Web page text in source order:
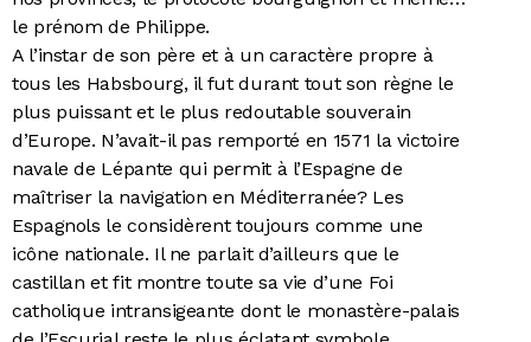
bonheur des peuples que la Providence lui avait
confiés. A la différence des rois de France, il faisait
passer l’intérêt de ses sujets avant son faste
personnel, mais – ce qui nous étonne aujourd’hui –
le salut de leur âme avant leur bien-être citoyen.
Pour le «bon peuple» brabançon, il resta le symbole
d’une grandeur incomparable et d’une charmante
bonhomie, alors que, vis-à-vis des hérétiques, il fut
aussi sévère que son fils Philippe II et qu’il châtia
impitoyablement en 1539 les révoltés gantois (Ironie
de l’histoire: ceux-ci voulaient redevenir français
le prénom de Philippe.
A l’instar de son père et à un caractère propre à
tous les Habsbourg, il fut durant tout son règne le
plus puissant et le plus redoutable souverain
d’Europe. N’avait-il pas remporté en 1571 la victoire
navale de Lépante qui permit à l’Espagne de
maîtriser la navigation en Méditerranée? Les
Espagnols le considèrent toujours comme une
icône nationale. Il ne parlait d’ailleurs que le
castillan et fit montre toute sa vie d’une Foi
catholique intransigeante dont le monastère-palais